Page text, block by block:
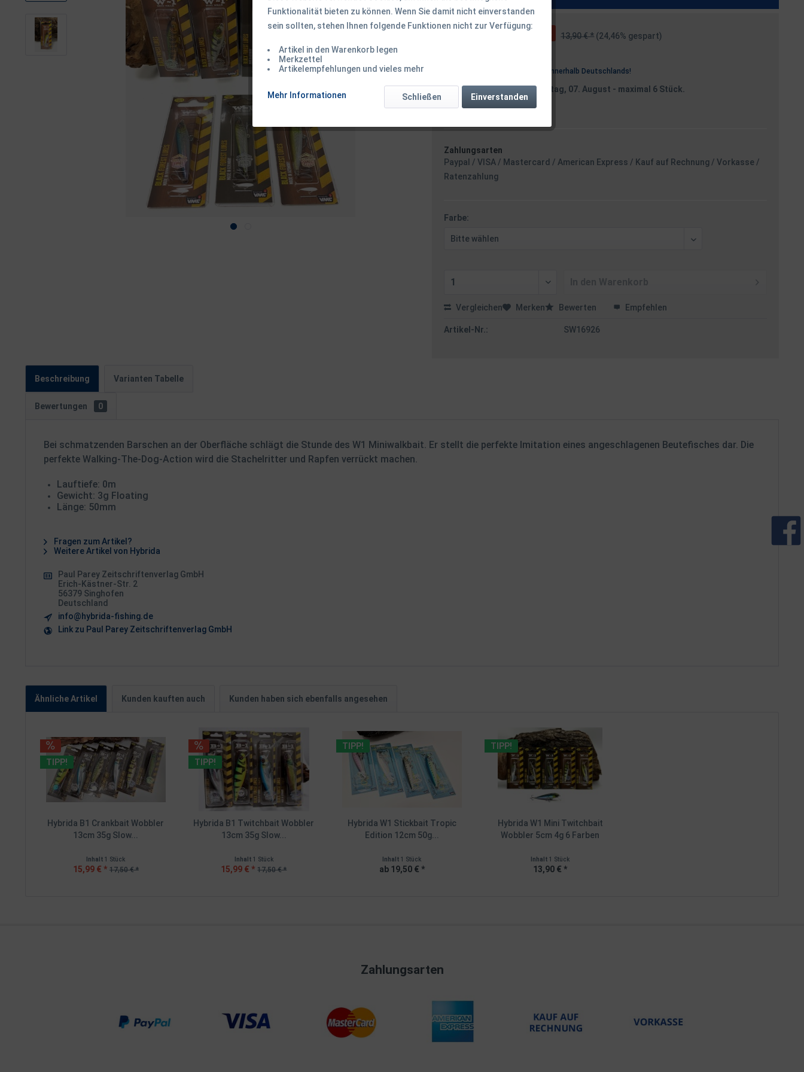
ab 10,50 € * 13,90 € * (24,46% gespart)
innerhalb Deutschlands!
Versand am Freitag, 07. August - maximal 6 Stück.
Zahlungsarten
Paypal / VISA / Mastercard / American Express / Kauf auf Rechnung / Vorkasse /
Ratenzahlung
Farbe:
Vergleichen Merken Bewerten Empfehlen
Artikel-Nr.: SW16926
Beschreibung Varianten Tabelle
Bewertungen 0
Bei schmatzenden Barschen an der Oberfläche schlägt die Stunde des W1 Miniwalkbait. Er stellt die perfekte Imitation eines angeschlagenen Beutefisches dar. Die
perfekte Walking-The-Dog-Action wird die Stachelritter und Rapfen verrückt machen.
Lauftiefe: 0m
Gewicht: 3g Floating
Länge: 50mm
Fragen zum Artikel?
Weitere Artikel von Hybrida
Paul Parey Zeitschriftenverlag GmbH
Erich-Kästner-Str. 2
56379 Singhofen
Deutschland
info@hybrida-fishing.de
Link zu Paul Parey Zeitschriftenverlag GmbH
Ähnliche Artikel Kunden kauften auch Kunden haben sich ebenfalls angesehen
TIPP!
Hybrida B1 Crankbait Wobbler
13cm 35g Slow...
Inhalt1 Stück
15,99 € * 17,50 € *
TIPP!
Hybrida B1 Twitchbait Wobbler
13cm 35g Slow...
Inhalt 1 Stück
15,99 € * 17,50 € *
TIPP!
Hybrida W1 Stickbait Tropic
Edition 12cm 50g...
Inhalt1 Stück
ab 19,50 € *
TIPP!
Hybrida W1 Mini Twitchbait
Wobbler 5cm 4g 6 Farben
Inhalt1 Stück
13,90 € *
Zahlungsarten
Funktionalität bieten zu können. Wenn Sie damit nicht einverstanden
sein sollten, stehen Ihnen folgende Funktionen nicht zur Verfügung:
Artikel in den Warenkorb legen
Merkzettel
Artikelempfehlungen und vieles mehr
Mehr Informationen Einverstanden
Schließen